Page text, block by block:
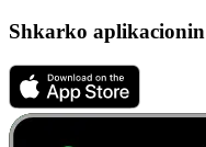
Shkarko aplikacionin